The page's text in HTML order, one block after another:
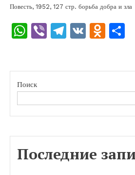
Повесть, 1952, 127 стр. борьба добра и зла
WhatsApp
ViberTelegram
VK
Поиск
Последние